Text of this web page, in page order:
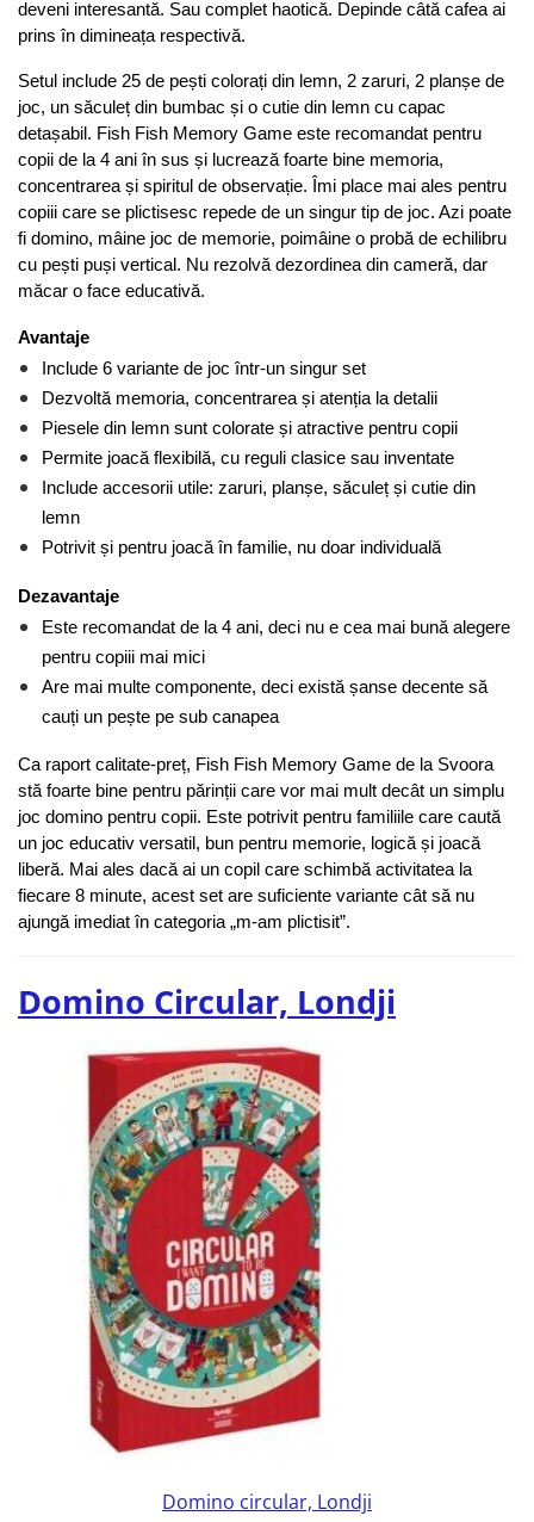
deveni interesantă. Sau complet haotică. Depinde câtă cafea ai
prins în dimineața respectivă.
Setul include 25 de pești colorați din lemn, 2 zaruri, 2 planșe de
joc, un săculeț din bumbac și o cutie din lemn cu capac
detașabil. Fish Fish Memory Game este recomandat pentru
copii de la 4 ani în sus și lucrează foarte bine memoria,
concentrarea și spiritul de observație. Îmi place mai ales pentru
copiii care se plictisesc repede de un singur tip de joc. Azi poate
fi domino, mâine joc de memorie, poimâine o probă de echilibru
cu pești puși vertical. Nu rezolvă dezordinea din cameră, dar
măcar o face educativă.
Avantaje
Include 6 variante de joc într-un singur set
Dezvoltă memoria, concentrarea și atenția la detalii
Piesele din lemn sunt colorate și atractive pentru copii
Permite joacă flexibilă, cu reguli clasice sau inventate
Include accesorii utile: zaruri, planșe, săculeț și cutie din
lemn
Potrivit și pentru joacă în familie, nu doar individuală
Dezavantaje
Este recomandat de la 4 ani, deci nu e cea mai bună alegere
pentru copiii mai mici
Are mai multe componente, deci există șanse decente să
cauți un pește pe sub canapea
Ca raport calitate-preț, Fish Fish Memory Game de la Svoora
stă foarte bine pentru părinții care vor mai mult decât un simplu
joc domino pentru copii. Este potrivit pentru familiile care caută
un joc educativ versatil, bun pentru memorie, logică și joacă
liberă. Mai ales dacă ai un copil care schimbă activitatea la
fiecare 8 minute, acest set are suficiente variante cât să nu
ajungă imediat în categoria „m-am plictisit”.
Domino Circular, Londji
Domino circular, Londji